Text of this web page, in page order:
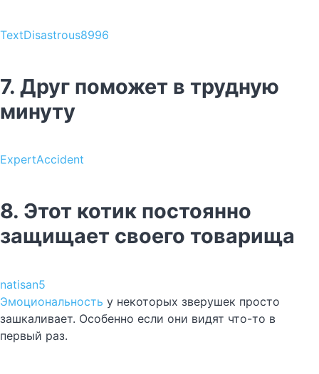
TextDisastrous8996
7. Друг поможет в трудную
минуту
ExpertAccident
8. Этот котик постоянно
защищает своего товарища
natisan5
Эмоциональность у некоторых зверушек просто
зашкаливает. Особенно если они видят что-то в
первый раз.